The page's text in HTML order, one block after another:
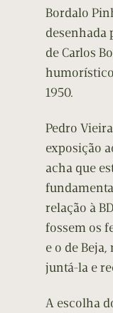
Bordalo
desenhada
de Carlos
humorístico
1950.
Pedro
exposição
acha que
relação à
fossem os
e o de
juntá-la e
A escolha